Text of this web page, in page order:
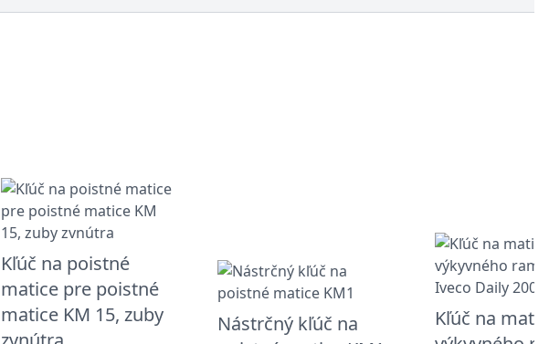
Kľúč na poistné
matice pre poistné
matice KM 15, zuby
Nástrčný kľúč na
Kľúč na